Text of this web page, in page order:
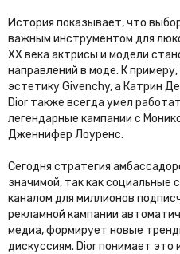
История показывает, что
важным инструментом для
XX века актрисы и модели
направлений в моде. К
эстетику Givenchy, а Катрин
Dior также всегда умел
легендарные кампании с
Дженнифер Лоуренс.
Сегодня стратегия
значимой, так как
каналом для миллионов
рекламной кампании
медиа, формирует новые
дискуссиям. Dior понимает это